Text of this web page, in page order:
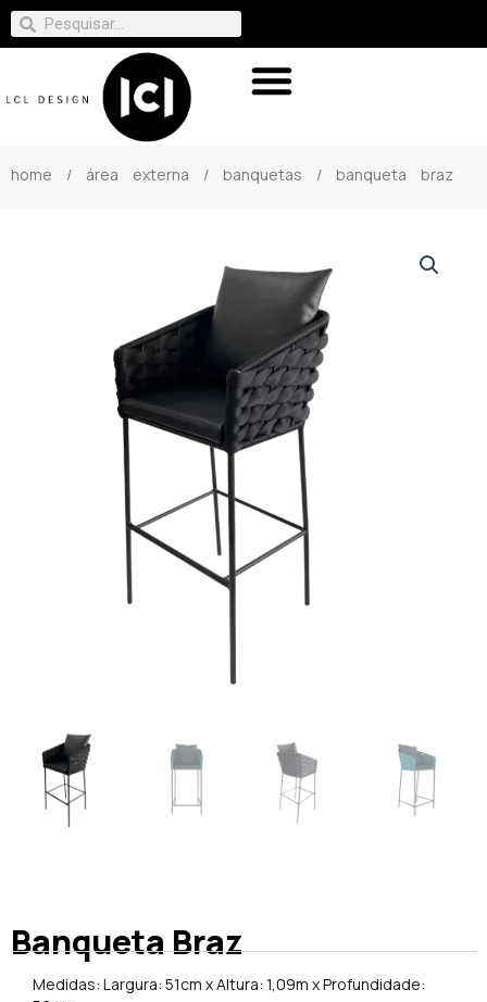
home / área externa / banquetas / banqueta braz
Banqueta Braz
Medidas: Largura: 51cm x Altura: 1,09m x Profundidade: